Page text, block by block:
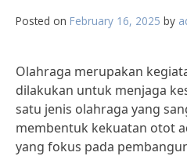
Posted on February 16, 2025 by
Olahraga merupakan
dilakukan untuk menjaga
satu jenis olahraga yang
membentuk kekuatan otot
yang fokus pada